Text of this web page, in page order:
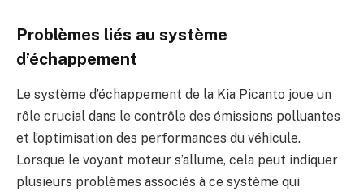
Problèmes liés au système
d’échappement
Le système d’échappement de la Kia Picanto joue un
rôle crucial dans le contrôle des émissions polluantes
et l’optimisation des performances du véhicule.
Lorsque le voyant moteur s’allume, cela peut indiquer
plusieurs problèmes associés à ce système qui